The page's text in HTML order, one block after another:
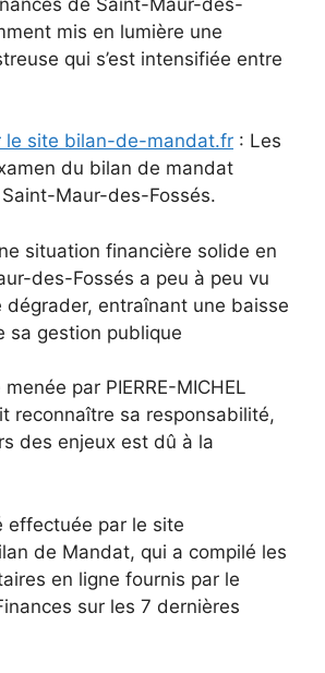
mis en lumière une
qui s’est intensifiée entre
le site bilan-de-mandat.fr : Les
du bilan de mandat
Maur-des-Fossés.
situation financière solide en
des-Fossés a peu à peu vu
dégrader, entraînant une baisse
sa gestion publique
par PIERRE-MICHEL
reconnaître sa responsabilité,
des enjeux est dû à la
effectuée par le site
de Mandat, qui a compilé les
en ligne fournis par le
sur les 7 dernières